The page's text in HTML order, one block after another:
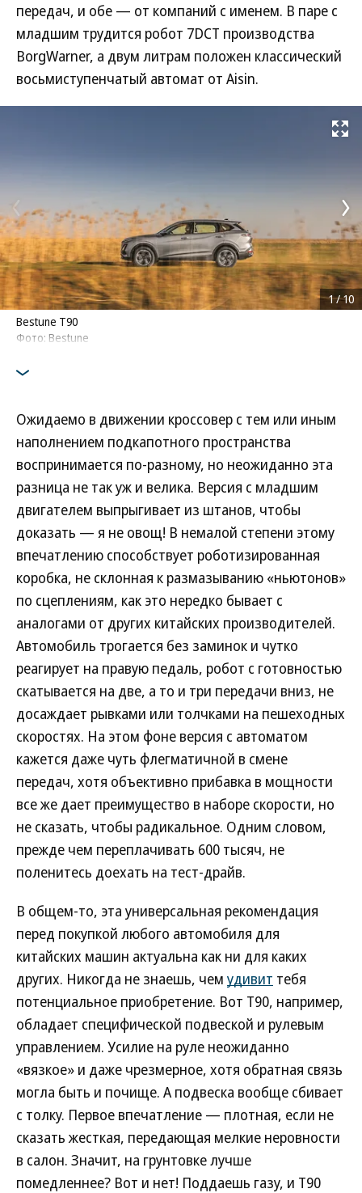
передач, и обе — от компаний с именем. В паре с
младшим трудится робот 7DCT производства
BorgWarner, а двум литрам положен классический
восьмиступенчатый автомат от Aisin.
Развернуть
Bestune T90
Фото: Bestune
1/10
Ожидаемо в движении кроссовер с тем или иным
наполнением подкапотного пространства
воспринимается по-разному, но неожиданно эта
разница не так уж и велика. Версия с младшим
двигателем выпрыгивает из штанов, чтобы
доказать — я не овощ! В немалой степени этому
впечатлению способствует роботизированная
коробка, не склонная к размазыванию «ньютонов»
по сцеплениям, как это нередко бывает с
аналогами от других китайских производителей.
Автомобиль трогается без заминок и чутко
реагирует на правую педаль, робот с готовностью
скатывается на две, а то и три передачи вниз, не
досаждает рывками или толчками на пешеходных
скоростях. На этом фоне версия с автоматом
кажется даже чуть флегматичной в смене
передач, хотя объективно прибавка в мощности
все же дает преимущество в наборе скорости, но
не сказать, чтобы радикальное. Одним словом,
прежде чем переплачивать 600 тысяч, не
поленитесь доехать на тест-драйв.
В общем-то, эта универсальная рекомендация
перед покупкой любого автомобиля для
китайских машин актуальна как ни для каких
других. Никогда не знаешь, чем удивит тебя
потенциальное приобретение. Вот Т90, например,
обладает специфической подвеской и рулевым
управлением. Усилие на руле неожиданно
«вязкое» и даже чрезмерное, хотя обратная связь
могла быть и почище. А подвеска вообще сбивает
с толку. Первое впечатление — плотная, если не
сказать жесткая, передающая мелкие неровности
в салон. Значит, на грунтовке лучше
помедленнее? Вот и нет! Поддаешь газу, и Т90